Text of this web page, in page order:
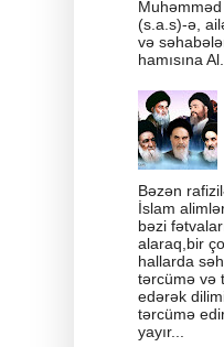
Muhəmməd
(s.a.s)-ə,
və
hamısına
Bəzən
İslam
bəzi
alaraq,bir
hallarda
tərcümə və
edərək
tərcümə
yayır...